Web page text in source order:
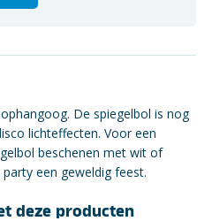
De spiegelbol is nog
lichteffecten. Voor een
beschenen met wit of
een geweldig feest.
deze producten